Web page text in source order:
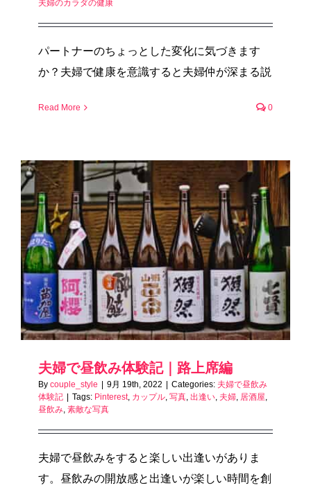
夫婦のカラダの健康
パートナーのちょっとした変化に気づきます
か？夫婦で健康を意識すると夫婦仲が深まる説
Read More 0
夫婦で昼飲み体験記｜路上席編
By couple_style | 9月 19th, 2022 | Categories: 夫婦で昼飲み
体験記 | Tags: Pinterest, カップル 写真 出逢い 夫婦 居酒屋
昼飲み 素敵な写真
夫婦で昼飲みをすると楽しい出逢いがありま
す。昼飲みの開放感と出逢いが楽しい時間を創